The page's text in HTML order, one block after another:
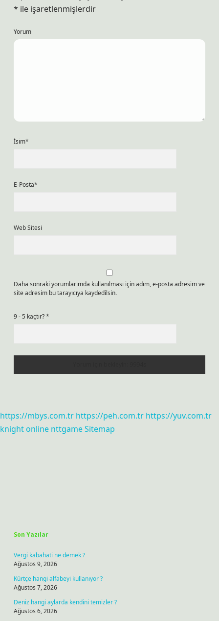
* ile işaretlenmişlerdir
Yorum
İsim*
E-Posta*
Web Sitesi
Daha sonraki yorumlarımda kullanılması için adım, e-posta adresim ve
site adresim bu tarayıcıya kaydedilsin.
9 - 5 kaçtır?*
https://mbys.com.tr https://peh.com.tr https://yuv.com.tr
knight online nttgameSitemap
Son Yazılar
Vergi kabahati ne demek ?
Ağustos 9, 2026
Kürtçe hangi alfabeyi kullanıyor ?
Ağustos 7, 2026
Deniz hangi aylarda kendini temizler ?
Ağustos 6, 2026